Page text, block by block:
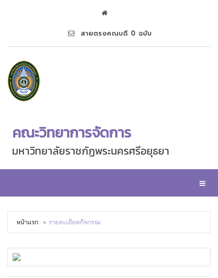
สายตรงคณบดี 0 ฉบับ
คณะวิทยาการจัดการ
มหาวิทยาลัยราชภัฏพระนครศรีอยุธยา
หน้าแรก รายละเอียดกิจกรรม